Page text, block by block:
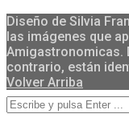
Diseño de Silvia
las imágenes que
Amigastronomicas.
contrario, están
Volver Arriba
Search
for: